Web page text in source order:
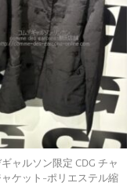
ャルソン限定 CDG チャ
ャケット-ポリエステル縮